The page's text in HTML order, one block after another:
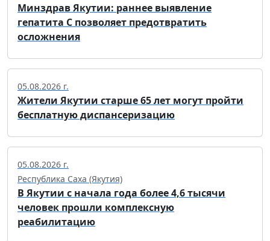
Минздрав Якутии: раннее выявление
гепатита С позволяет предотвратить
осложнения
05.08.2026 г.
Жители Якутии старше 65 лет могут пройти
бесплатную диспансеризацию
05.08.2026 г.
Республика Саха (Якутия)
В Якутии с начала года более 4,6 тысячи
человек прошли комплексную
реабилитацию